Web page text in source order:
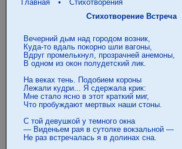
Главная
•
Стихотворения
Стихотворение Встреча
Вечерний дым над городом возник,
Куда-то вдаль покорно шли вагоны,
Вдруг промелькнул, прозрачней анемоны,
В одном из окон полудетский лик.
На веках тень. Подобием короны
Лежали кудри... Я сдержала крик:
Мне стало ясно в этот краткий миг,
Что пробуждают мертвых наши стоны.
С той девушкой у темного окна
— Виденьем рая в сутолке вокзальной —
Не раз встречалась я в долинах сна.